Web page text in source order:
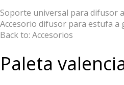
Soporte universal para difusor
Accesorio difusor para estufa a
Back to: Accesorios
Paleta